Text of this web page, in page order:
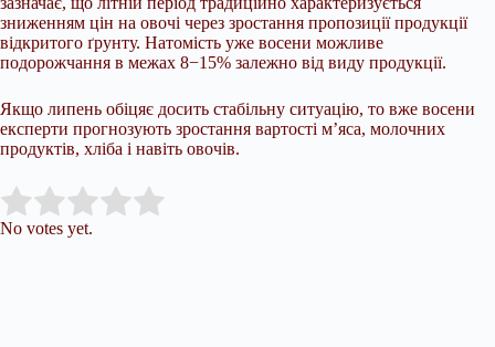
зниженням цін на овочі через зростання пропозиції продукції
відкритого ґрунту. Натомість уже восени можливе
подорожчання в межах 8−15% залежно від виду продукції.
Якщо липень обіцяє досить стабільну ситуацію, то вже восени
експерти прогнозують зростання вартості м’яса, молочних
продуктів, хліба і навіть овочів.
Rate this item:
No votes yet.